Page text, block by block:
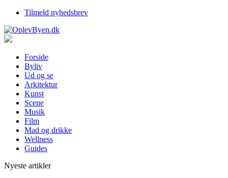
Tilmeld nyhedsbrev
Forside
Byliv
Ud og se
Arkitektur
Kunst
Scene
Musik
Film
Mad og drikke
Wellness
Guides
Nyeste artikler